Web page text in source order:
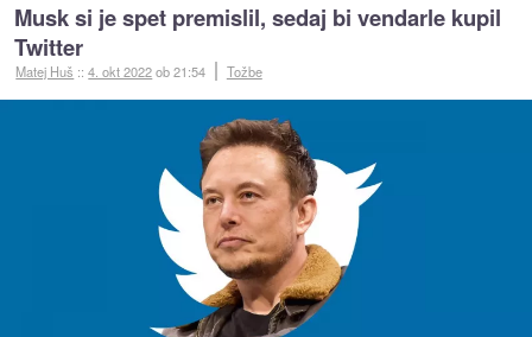
Musk si je spet premislil, sedaj bi vendarle kupil
Twitter
Matej Huš ::4. okt 2022ob 21:54 Tožbe